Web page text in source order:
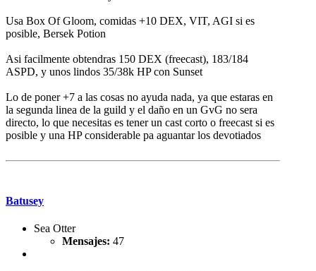
Usa Box Of Gloom, comidas +10 DEX, VIT, AGI si es
posible, Bersek Potion
Asi facilmente obtendras 150 DEX (freecast), 183/184
ASPD, y unos lindos 35/38k HP con Sunset
Lo de poner +7 a las cosas no ayuda nada, ya que estaras en
la segunda linea de la guild y el daño en un GvG no sera
directo, lo que necesitas es tener un cast corto o freecast si es
posible y una HP considerable pa aguantar los devotiados
Batusey
Sea Otter
Mensajes: 47